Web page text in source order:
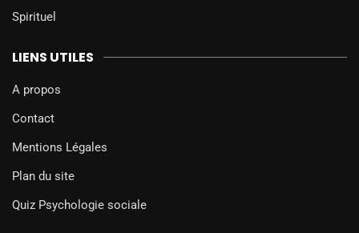
Spirituel
LIENS UTILES
A propos
Contact
Mentions Légales
Plan du site
Quiz Psychologie sociale